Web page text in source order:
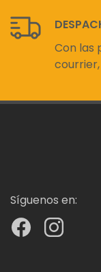
Con las
Síguenos en: